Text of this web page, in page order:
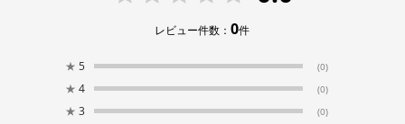
レビュー件数：0件
★ 5 (0)
★ 4 (0)
★ 3 (0)